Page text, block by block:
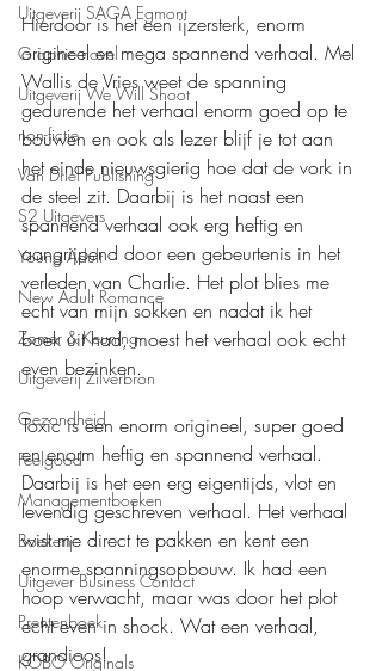
Uitgeverij SAGA Egmont
Graphic novel
Uitgeverij We Will Shoot
non-fictie
Van Driel Publishing
S2 Uitgevers
Young Adult
New Adult Romance
Zomer & Keuning
Uitgeverij Zilverbron
Gezondheid
Feelgood
Managementboeken
Boekerij
Uitgever Business Contact
Prentenboek
KOBO Originals
Hierdoor is het een ijzersterk, enorm
origineel en mega spannend verhaal. Mel
Wallis de Vries weet de spanning
gedurende het verhaal enorm goed op te
bouwen en ook als lezer blijf je tot aan
het einde nieuwsgierig hoe dat de vork in
de steel zit. Daarbij is het naast een
spannend verhaal ook erg heftig en
aangrijpend door een gebeurtenis in het
verleden van Charlie. Het plot blies me
echt van mijn sokken en nadat ik het
boek uit had, moest het verhaal ook echt
even bezinken.
Toxic is een enorm origineel, super goed
en enorm heftig en spannend verhaal.
Daarbij is het een erg eigentijds, vlot en
levendig geschreven verhaal. Het verhaal
wist me direct te pakken en kent een
enorme spanningsopbouw. Ik had een
hoop verwacht, maar was door het plot
echt even in shock. Wat een verhaal,
grandioos!